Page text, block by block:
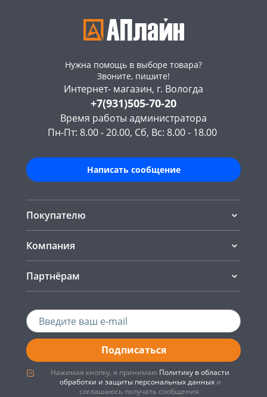
Нужна помощь в выборе товара?
Звоните, пишите!
Интернет- магазин, г. Вологда
+7(931)505-70-20
Время работы администратора
Пн-Пт: 8.00 - 20.00, Сб, Вс: 8.00 - 18.00
Написать сообщение
Покупателю
Компания
Партнёрам
Подписаться
Нажимая кнопку, я принимаю Политику в области
обработки и защиты персональных данныхи
соглашаюсь получать сообщения.